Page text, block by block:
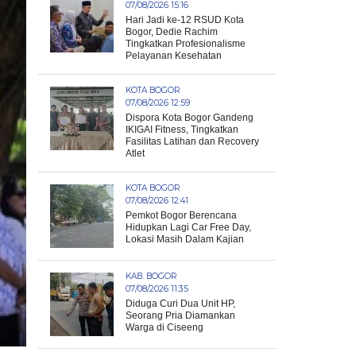
07/08/2026 15:16
Hari Jadi ke-12 RSUD Kota
Bogor, Dedie Rachim
Tingkatkan Profesionalisme
Pelayanan Kesehatan
KOTA BOGOR
07/08/2026 12:59
Dispora Kota Bogor Gandeng
IKIGAI Fitness, Tingkatkan
Fasilitas Latihan dan Recovery
Atlet
KOTA BOGOR
07/08/2026 12:41
Pemkot Bogor Berencana
Hidupkan Lagi Car Free Day,
Lokasi Masih Dalam Kajian
KAB. BOGOR
07/08/2026 11:35
Diduga Curi Dua Unit HP,
Seorang Pria Diamankan
Warga di Ciseeng